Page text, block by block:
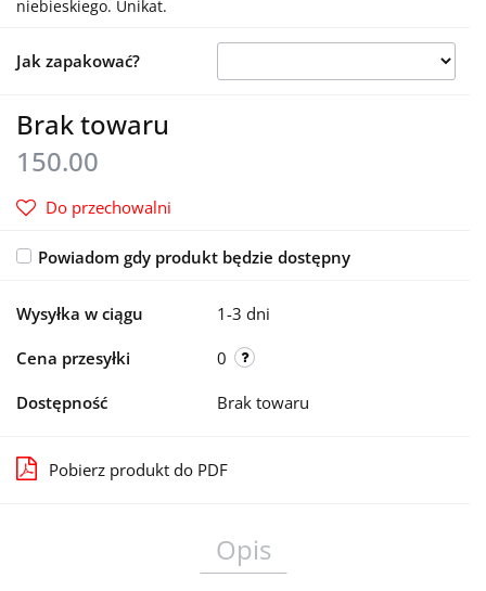
niebieskiego. Unikat.
Jak zapakować?
Brak towaru
150.00
Do przechowalni
Powiadom gdy produkt będzie dostępny
Wysyłka w ciągu 1-3 dni
Cena przesyłki 0
Dostępność Brak towaru
Pobierz produkt do PDF
Opis